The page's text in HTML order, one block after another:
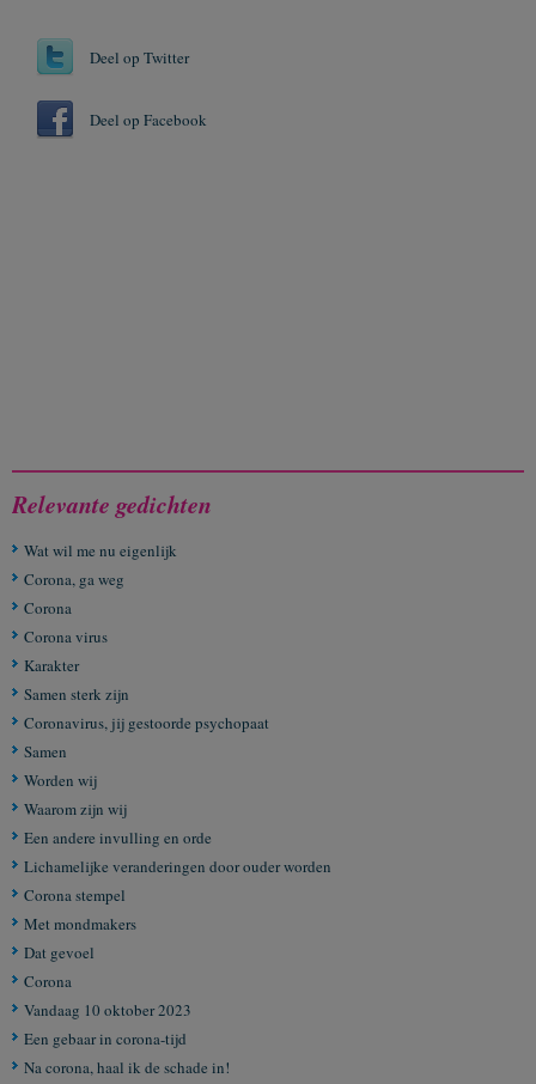
Deel op Twitter
Deel op Facebook
Relevante gedichten
Wat wil me nu eigenlijk
Corona, ga weg
Corona
Corona virus
Karakter
Samen sterk zijn
Coronavirus, jij gestoorde psychopaat
Samen
Worden wij
Waarom zijn wij
Een andere invulling en orde
Lichamelijke veranderingen door ouder worden
Corona stempel
Met mondmakers
Dat gevoel
Corona
Vandaag 10 oktober 2023
Een gebaar in corona-tijd
Na corona, haal ik de schade in!